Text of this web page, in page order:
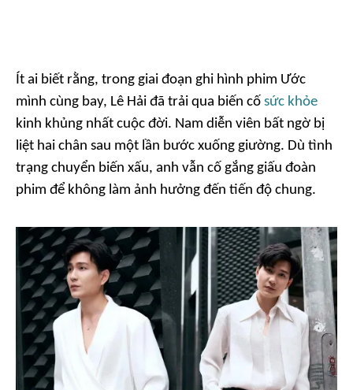
Ít ai biết rằng, trong giai đoạn ghi hình phim Ước
mình cùng bay, Lê Hải đã trải qua biến cố sức khỏe
kinh khủng nhất cuộc đời. Nam diễn viên bất ngờ bị
liệt hai chân sau một lần bước xuống giường. Dù tình
trạng chuyển biến xấu, anh vẫn cố gắng giấu đoàn
phim để không làm ảnh hưởng đến tiến độ chung.